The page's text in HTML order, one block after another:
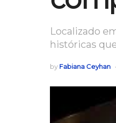
Localizado
históricas
by Fabiana Ceyhan